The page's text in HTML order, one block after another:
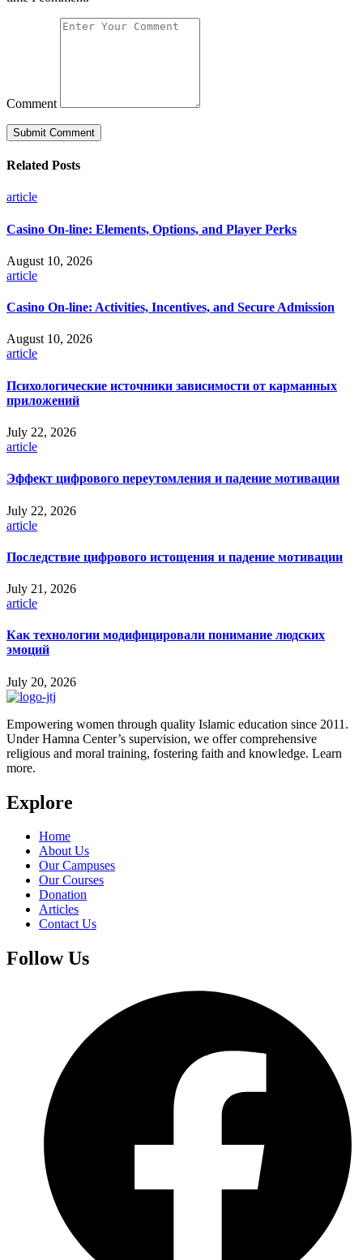
Comment
Related Posts
article
Casino On-line: Elements, Options, and Player Perks
August 10, 2026
article
Casino On-line: Activities, Incentives, and Secure Admission
August 10, 2026
article
Психологические источники зависимости от карманных
приложений
July 22, 2026
article
Эффект цифрового переутомления и падение мотивации
July 22, 2026
article
Последствие цифрового истощения и падение мотивации
July 21, 2026
article
Как технологии модифицировали понимание людских
эмоций
July 20, 2026
Empowering women through quality Islamic education since 2011.
Under Hamna Center’s supervision, we offer comprehensive
religious and moral training, fostering faith and knowledge. Learn
more.
Explore
Home
About Us
Our Campuses
Our Courses
Donation
Articles
Contact Us
Follow Us